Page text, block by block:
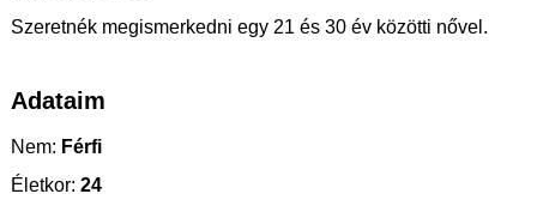
Szeretnék megismerkedni egy 21 és 30 év közötti nővel.
Adataim
Nem: Férfi
Életkor: 24